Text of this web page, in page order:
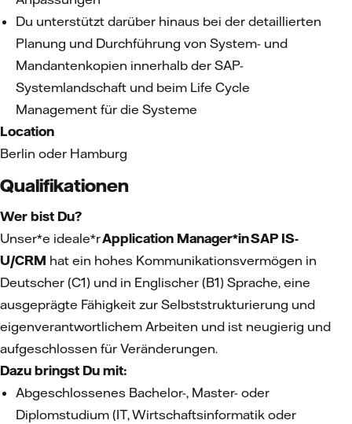
Du unterstützt darüber hinaus bei der detaillierten
Planung und Durchführung von System- und
Mandantenkopien innerhalb der SAP-
Systemlandschaft und beim Life Cycle
Management für die Systeme
Location
Berlin oder Hamburg
Qualifikationen
Wer bist Du?
Unser*e ideale*rApplication Manager*in SAP IS-
U/CRM hat ein hohes Kommunikationsvermögen in
Deutscher (C1) und in Englischer (B1) Sprache, eine
ausgeprägte Fähigkeit zur Selbststrukturierung und
eigenverantwortlichem Arbeiten und ist neugierig und
aufgeschlossen für Veränderungen.
Dazu bringst Du mit:
Abgeschlossenes Bachelor-, Master- oder
Diplomstudium (IT, Wirtschaftsinformatik oder